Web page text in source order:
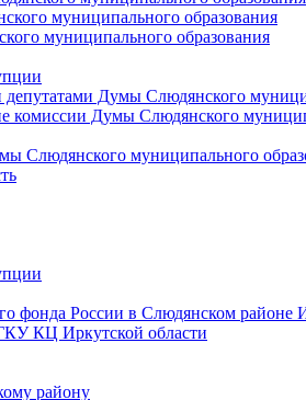
муниципального образования
муниципального образования
Думы Слюдянского
комиссии Думы Слюдянского
Слюдянского муниципального
фонда России в Слюдянском районе
КЦ Иркутской области
району